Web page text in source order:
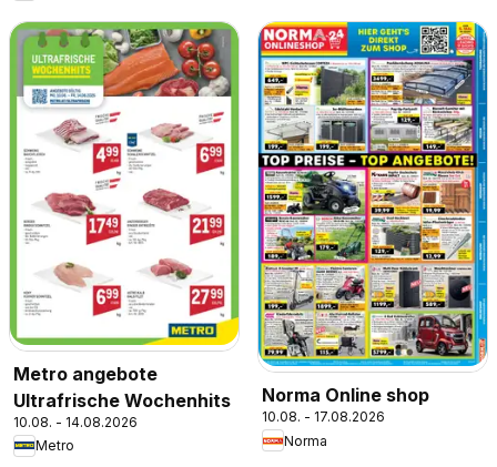
Metro angebote
Ultrafrische Wochenhits
10.08. - 14.08.2026
Metro
Norma Online shop
10.08. - 17.08.2026
Norma